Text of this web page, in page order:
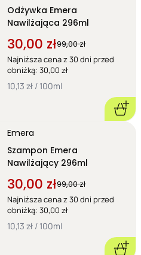
Odżywka Emera
Nawilżająca 296ml
30,00 zł99,00 zł
Najniższa cena z 30 dni przed
obniżką: 30,00 zł
10,13 zł / 100ml
Emera
Szampon Emera
Nawilżający 296ml
30,00 zł99,00 zł
Najniższa cena z 30 dni przed
obniżką: 30,00 zł
10,13 zł / 100ml